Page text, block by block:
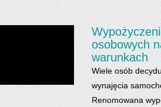
osobowych
warunkach
Wiele osób
wynajęcia
Renomowana